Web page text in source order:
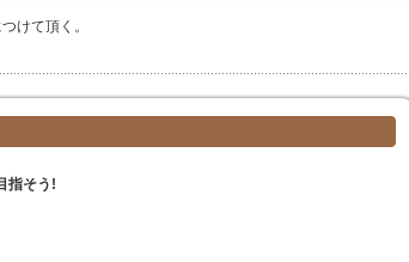
けて頂く。
指そう!